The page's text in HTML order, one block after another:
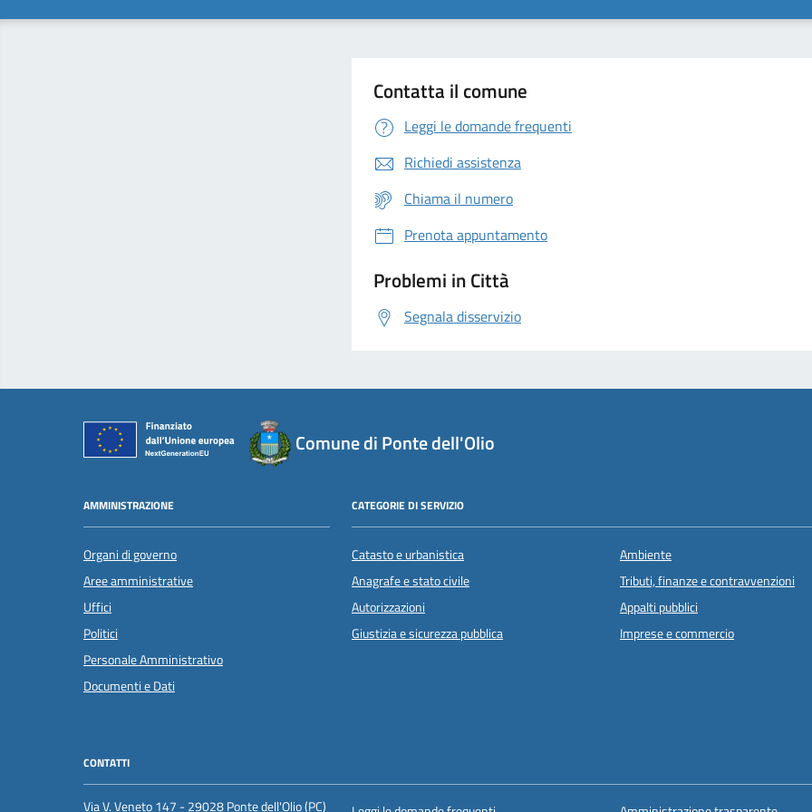
Contatta il comune
Leggi le domande frequenti
Richiedi assistenza
Chiama il numero
Prenota appuntamento
Problemi in Città
Segnala disservizio
Comune di Ponte dell'Olio
AMMINISTRAZIONE
Organi di governo
Aree amministrative
Uffici
Politici
Personale Amministrativo
Documenti e Dati
CATEGORIE DI SERVIZIO
Catasto e urbanistica
Anagrafe e stato civile
Autorizzazioni
Giustizia e sicurezza pubblica
Ambiente
Tributi, finanze e contravvenzioni
Appalti pubblici
Imprese e commercio
CONTATTI
Via V. Veneto 147 - 29028 Ponte dell'Olio (PC)